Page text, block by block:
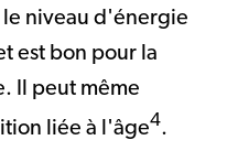
le niveau d'énergie
est bon pour la
Il peut même
liée à l'âge4.